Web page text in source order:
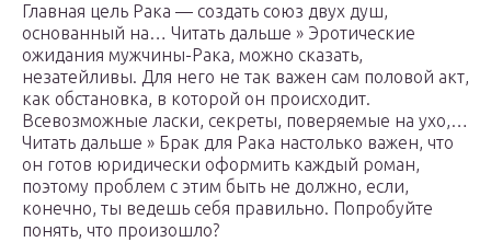
Главная цель Рака — создать союз двух душ,
основанный на… Читать дальше » Эротические
ожидания мужчины-Рака, можно сказать,
незатейливы. Для него не так важен сам половой акт,
как обстановка, в которой он происходит.
Всевозможные ласки, секреты, поверяемые на ухо,…
Читать дальше » Брак для Рака настолько важен, что
он готов юридически оформить каждый роман,
поэтому проблем с этим быть не должно, если,
конечно, ты ведешь себя правильно. Попробуйте
понять, что произошло?